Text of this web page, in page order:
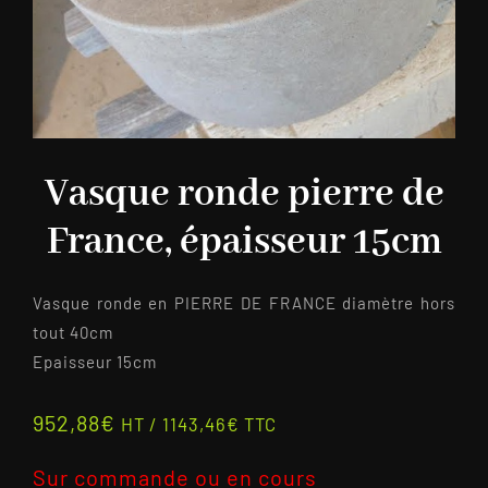
Vasque ronde pierre de
France, épaisseur 15cm
Vasque ronde en PIERRE DE FRANCE diamètre hors
tout 40cm
Epaisseur 15cm
952,88€ HT / 1143,46€ TTC
Sur commande ou en cours